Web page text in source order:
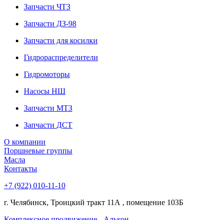
Запчасти ЧТЗ
Запчасти ДЗ-98
Запчасти для косилки
Гидрораспределители
Гидромоторы
Насосы НШ
Запчасти МТЗ
Запчасти ДСТ
О компании
Поршневые группы
Масла
Контакты
+7 (922) 010-11-10
г. Челябинск, Троицкий тракт 11А , помещение 103Б